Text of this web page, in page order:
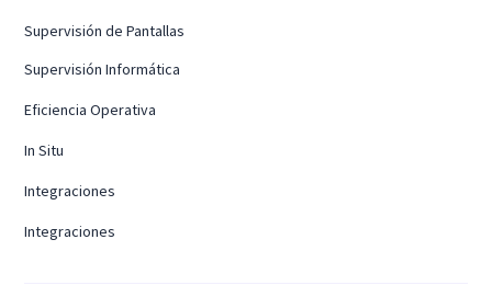
Supervisión de Pantallas
Supervisión Informática
Eficiencia Operativa
In Situ
Integraciones
Integraciones